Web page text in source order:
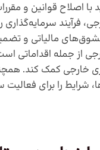
با اصلاح قوانین و
فرآیند
مشوق‌های مالیاتی و
از جمله اقداماتی
خارجی کمک کند.
شرایط را برای فعالیت